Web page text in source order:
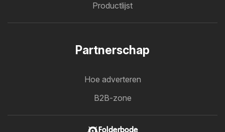
Productlijst
Partnerschap
Hoe adverteren
B2B-zone
Folderbode